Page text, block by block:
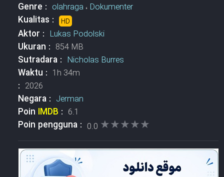
Genre : olahraga ، Dokumenter
Kualitas : HD
Aktor : Lukas Podolski
Ukuran : 854 MB
Sutradara : Nicholas Burres
Waktu : 1h 34m
: 2026
Negara : Jerman
Poin IMDB : 6.1
Poin pengguna : 0.0 ★★★★★
★★★★★